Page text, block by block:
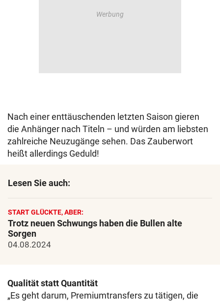
Nach einer enttäuschenden letzten Saison gieren
die Anhänger nach Titeln – und würden am liebsten
zahlreiche Neuzugänge sehen. Das Zauberwort
heißt allerdings Geduld!
Lesen Sie auch:
START GLÜCKTE, ABER:
Trotz neuen Schwungs haben die Bullen alte
Sorgen
04.08.2024
Qualität statt Quantität
„Es geht darum, Premiumtransfers zu tätigen, die